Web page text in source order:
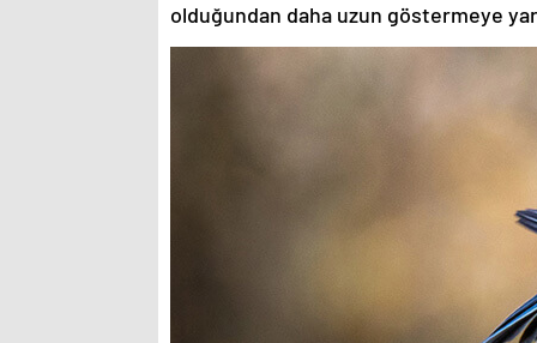
olduğundan daha uzun göstermeye